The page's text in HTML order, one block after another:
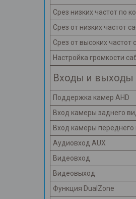
Срез низких частот по
Срез от низких частот
Срез от высоких частот
Настройка громкости
Входы и выходы
Поддержка камер AHD
Вход камеры заднего
Вход камеры переднего
Аудиовход AUX
Видеовход
Видеовыход
Функция DualZone